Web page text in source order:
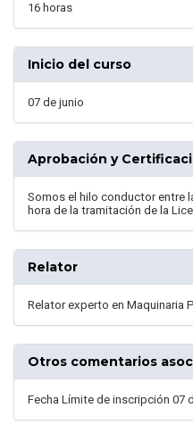
16 horas
Inicio del curso
07 de junio
Aprobación y
Somos el hilo conductor entre
hora de la tramitación de la
Relator
Relator experto en Maquinaria
Otros comentarios
Fecha Límite de inscripción 07